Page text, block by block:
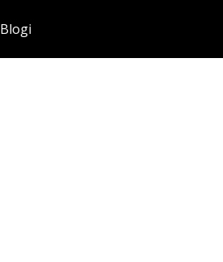
Blogi